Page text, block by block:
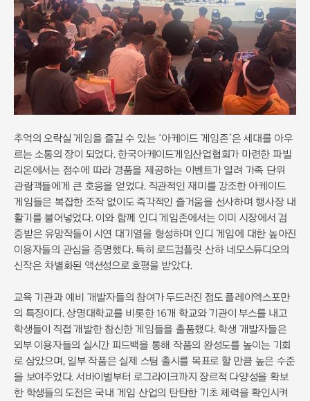
추억의 오락실 게임을 즐길 수 있는 ‘아케이드 게임존’은 세대를 아우
르는 소통의 장이 되었다. 한국아케이드게임산업협회가 마련한 파빌
리온에서는 점수에 따라 경품을 제공하는 이벤트가 열려 가족 단위
관람객들에게 큰 호응을 얻었다. 직관적인 재미를 강조한 아케이드
게임들은 복잡한 조작 없이도 즉각적인 즐거움을 선사하며 행사장 내
활기를 불어넣었다. 이와 함께 인디 게임존에서는 이미 시장에서 검
증받은 유망작들이 시연 대기열을 형성하며 인디 게임에 대한 높아진
이용자들의 관심을 증명했다. 특히 로드컴플릿 산하 네모스튜디오의
신작은 차별화된 액션성으로 호평을 받았다.
교육 기관과 예비 개발자들의 참여가 두드러진 점도 플레이엑스포만
의 특징이다. 상명대학교를 비롯한 16개 학교와 기관이 부스를 내고
학생들이 직접 개발한 참신한 게임들을 출품했다. 학생 개발자들은
외부 이용자들의 실시간 피드백을 통해 작품의 완성도를 높이는 기회
로 삼았으며, 일부 작품은 실제 스팀 출시를 목표로 할 만큼 높은 수준
을 보여주었다. 서바이벌부터 로그라이크까지 장르적 다양성을 확보
한 학생들의 도전은 국내 게임 산업의 탄탄한 기초 체력을 확인시켜